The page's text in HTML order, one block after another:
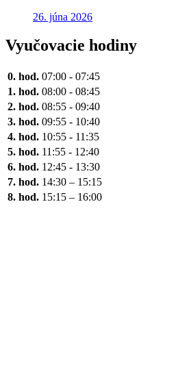
26. júna 2026
Vyučovacie hodiny
0. hod. 07:00 - 07:45
1. hod. 08:00 - 08:45
2. hod. 08:55 - 09:40
3. hod. 09:55 - 10:40
4. hod. 10:55 - 11:35
5. hod. 11:55 - 12:40
6. hod. 12:45 - 13:30
7. hod. 14:30 – 15:15
8. hod. 15:15 – 16:00